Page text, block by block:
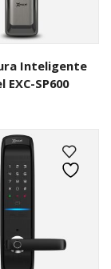
Inteligente
EXC-SP600